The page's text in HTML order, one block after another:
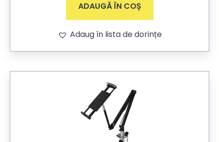
ADAUGĂ ÎN COȘ
Adaug în lista de dorințe